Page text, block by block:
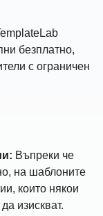
безплатно,
с ограничен
Въпреки че
на шаблоните
които някои
изискват.